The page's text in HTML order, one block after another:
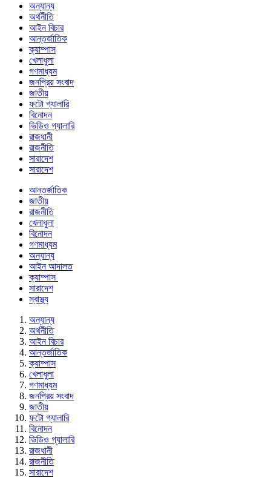
অন্যান্য
অর্থনীতি
আইন বিচার
আন্তর্জাতিক
ক্যাম্পাস
খেলাধুলা
গণমাধ্যম
জনপ্রিয় সংবাদ
জাতীয়
ফটো গ্যালারি
বিনোদন
ভিডিও গ্যালারি
রাজধানী
রাজনীতি
সারাদেশ
সারাদেশ
আন্তর্জাতিক
জাতীয়
রাজনীতি
খেলাধুলা
বিনোদন
গণমাধ্যম
অন্যান্য
আইন আদালত
ক্যাম্পাস
সারাদেশ
স্বাস্থ্য
অন্যান্য
অর্থনীতি
আইন বিচার
আন্তর্জাতিক
ক্যাম্পাস
খেলাধুলা
গণমাধ্যম
জনপ্রিয় সংবাদ
জাতীয়
ফটো গ্যালারি
বিনোদন
ভিডিও গ্যালারি
রাজধানী
রাজনীতি
সারাদেশ